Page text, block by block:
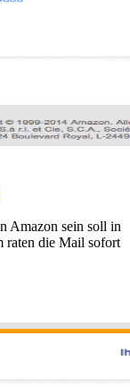
Amazon sein soll in
raten die Mail sofort